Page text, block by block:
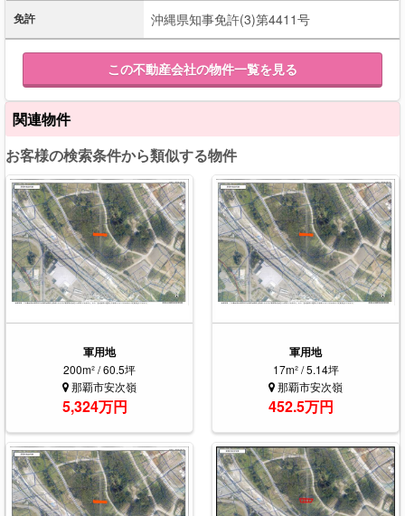
免許 沖縄県知事免許(3)第4411号
この不動産会社の物件一覧を見る
関連物件
お客様の検索条件から類似する物件
軍用地
200m² / 60.5坪
那覇市安次嶺
5,324万円
軍用地
17m² / 5.14坪
那覇市安次嶺
452.5万円